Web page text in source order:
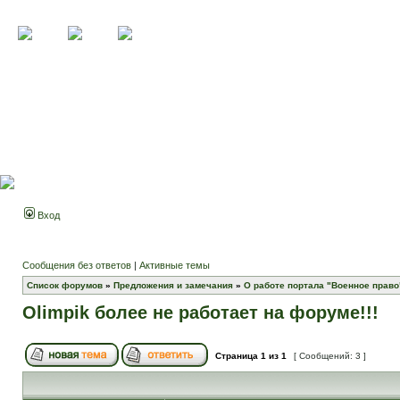
Вход
Сообщения без ответов | Активные темы
Список форумов » Предложения и замечания » О работе портала "Военное
Olimpik более не работает на форуме!!!
Страница 1 из 1 [ Сообщений: 3 ]